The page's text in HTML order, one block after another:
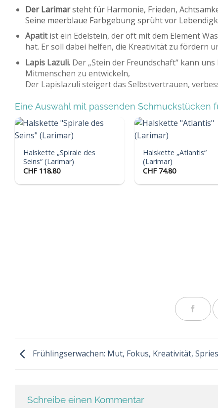
Der Larimarsteht für Harmonie, Frieden,
Seine meerblaue Farbgebung sprüht vor
Apatitist ein Edelstein, der oft mit dem Element
hat. Er soll dabei helfen, die Kreativität zu fördern
Lapis Lazuli. Der „Stein der Freundschaft“ kann
Mitmenschen zu entwickeln,
Der Lapislazuli steigert das Selbstvertrauen,
Eine Auswahl mit passenden Schmuckstücken
Auf die
Halskette „Spirale des
Seins“ (Larimar)
CHF118.80
Halskette „Atlantis“
(Larimar)
CHF74.80
Frühlingserwachen: Mut, Fokus, Kreativität,
Schreibe einen Kommentar